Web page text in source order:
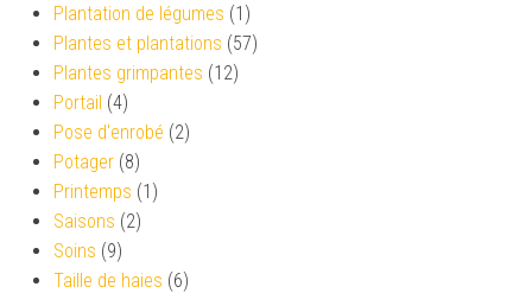
Plantation de légumes (1)
Plantes et plantations (57)
Plantes grimpantes (12)
Portail (4)
Pose d'enrobé (2)
Potager (8)
Printemps (1)
Saisons (2)
Soins (9)
Taille de haies (6)